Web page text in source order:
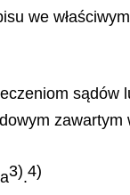
we
3).4)